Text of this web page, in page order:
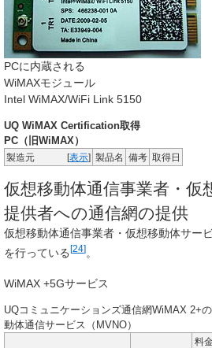
PCに内蔵される
WiMAXモジュール
Intel WiMAX/WiFi Link 5150
UQ WiMAX Certification取得
PC（旧WiMAX）
[表示]
製造元 製品名 備考 取得日
仮想移動体通信事業者・仮
提供者への通信網の提供
仮想移動体通信事業者・仮想移動体サー
を行っている[24]。
WiMAX +5Gサービス
UQコミュニケーションズ通信網WiMAX 2+
動体通信サービス（MVNO）
料